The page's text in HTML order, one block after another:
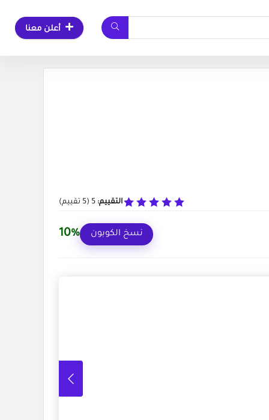
أعلن معنا
التقييم: 5
(
5 تقييم)
10% نسخ الكوبون